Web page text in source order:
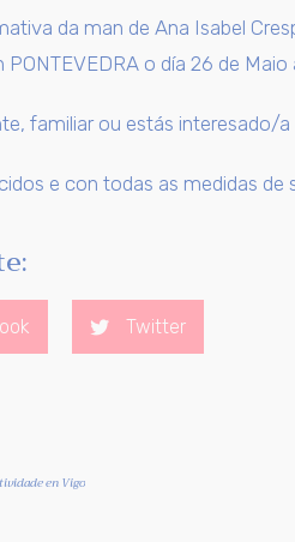
da man de Ana Isabel
PONTEVEDRA o día 26 de
familiar ou estás interesado/
e con todas as medidas de
Twitter
en Vigo